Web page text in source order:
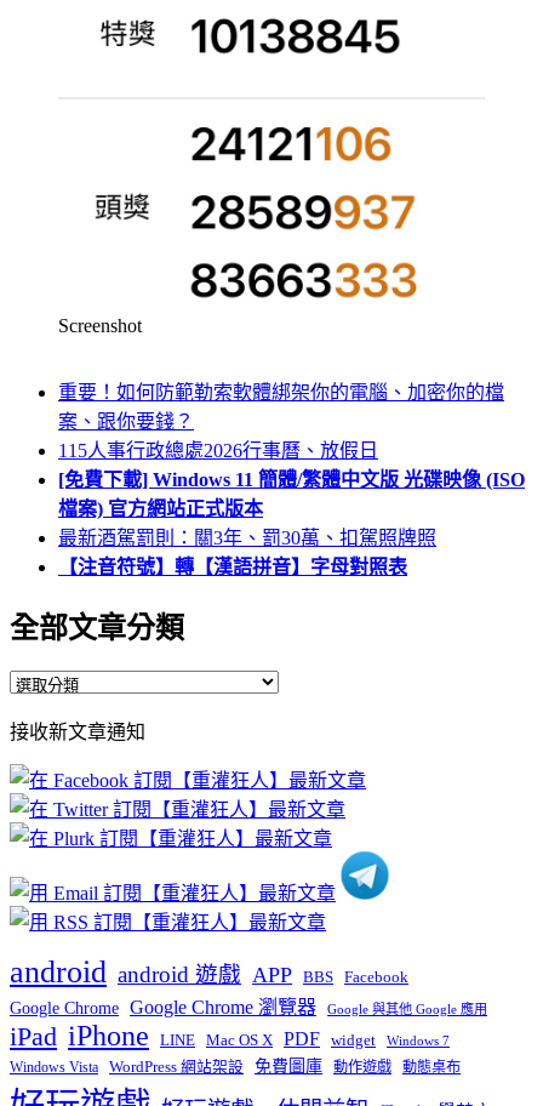
Screenshot
重要！如何防範勒索軟體綁架你的電腦、加密你的檔
案、跟你要錢？
115人事行政總處2026行事曆、放假日
[免費下載] Windows 11 簡體/繁體中文版 光碟映像 (ISO
檔案) 官方網站正式版本
最新酒駕罰則：關3年、罰30萬、扣駕照牌照
【注音符號】轉【漢語拼音】字母對照表
全部文章分類
全
文
章
分
類
接收新文章通知
android android 遊戲 APP BBS Facebook
Google Chrome Google Chrome 瀏覽器 Google 與其他 Google 應用
iPad iPhone LINE Mac OS X PDF widget Windows 7
Windows Vista WordPress 網站架設 免費圖庫 動作遊戲 動態桌布